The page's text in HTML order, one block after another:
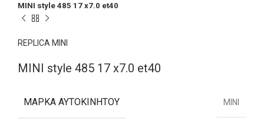
MINI style 485 17 x7.0 et40
REPLICA MINI
MINI style 485 17 x7.0 et40
ΜΆΡΚΑ ΑΥΤΟΚΙΝΉΤΟΥ MINI